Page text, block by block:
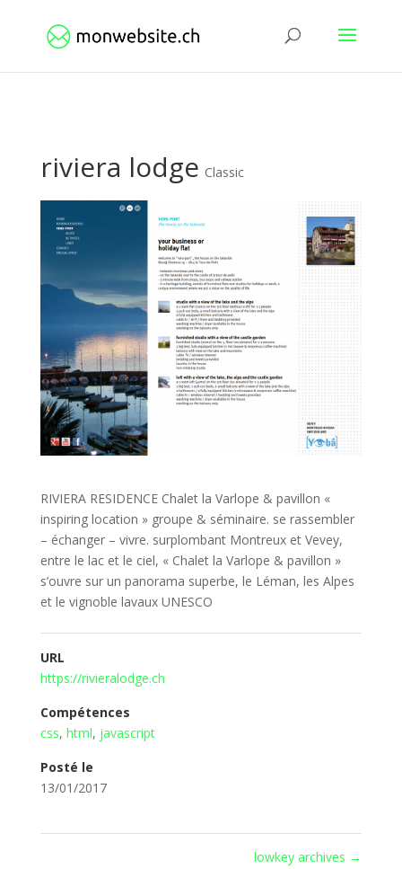
riviera lodge Classic
RIVIERA RESIDENCE Chalet la Varlope & pavillon «
inspiring location » groupe & séminaire. se rassembler
– échanger – vivre. surplombant Montreux et Vevey,
entre le lac et le ciel, « Chalet la Varlope & pavillon »
s’ouvre sur un panorama superbe, le Léman, les Alpes
et le vignoble lavaux UNESCO
URL
https://rivieralodge.ch
Compétences
css, html, javascript
Posté le
13/01/2017
lowkey archives →